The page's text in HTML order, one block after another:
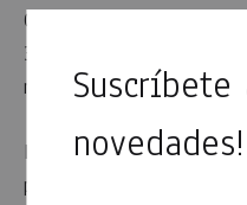
Composición y
35% Algodón. Gramaje:
resistencia).
Desempeño: Excelente
para tareas pesadas y uso
novedades!